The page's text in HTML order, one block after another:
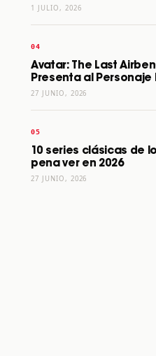
1 JULIO, 2026
Avatar: The Last
Presenta al Personaje
27 JUNIO, 2026
10 series clásicas de
pena ver en 2026
27 JUNIO, 2026